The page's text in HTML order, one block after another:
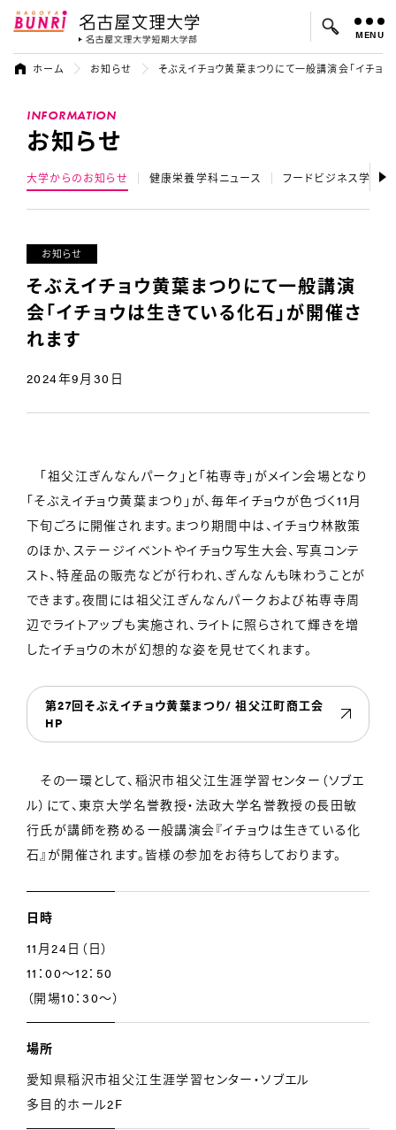
名古屋文理大学 名古屋文理大
よく検索されているキーワード：
MENU
ホーム お知らせ そぶえイチョウ黄葉まつりにて一般講演会「イチョ
INFORMATION
お知らせ
大学からのお知らせ 健康栄養学科ニュース フードビジネス学科ニ
お知らせ
そぶえイチョウ黄葉まつりにて一般講演
会「イチョウは生きている化石」が開催さ
れます
2024年9月30日
「祖父江ぎんなんパーク」と「祐専寺」がメイン会場となり
「そぶえイチョウ黄葉まつり」が、毎年イチョウが色づく11月
下旬ごろに開催されます。まつり期間中は、イチョウ林散策
のほか、ステージイベントやイチョウ写生大会、写真コンテ
スト、特産品の販売などが行われ、ぎんなんも味わうことが
できます。夜間には祖父江ぎんなんパークおよび祐専寺周
辺でライトアップも実施され、ライトに照らされて輝きを増
したイチョウの木が幻想的な姿を見せてくれます。
第27回そぶえイチョウ黄葉まつり/ 祖父江町商工会
HP
その一環として、稲沢市祖父江生涯学習センター（ソブエ
ル）にて、東京大学名誉教授・法政大学名誉教授の長田敏
行氏が講師を務める一般講演会『イチョウは生きている化
石』が開催されます。皆様の参加をお待ちしております。
日時
11月24日（日）
11：00～12：50
（開場10：30～）
場所
愛知県稲沢市祖父江生涯学習センター・ソブエル
多目的ホール2F